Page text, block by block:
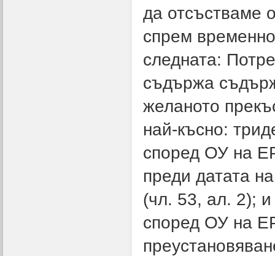
да отсъстваме
спрем
следната:
съдържа
желаното
най-късно:
според ОУ на
преди датата
(чл. 53, ал. 2);
според ОУ на